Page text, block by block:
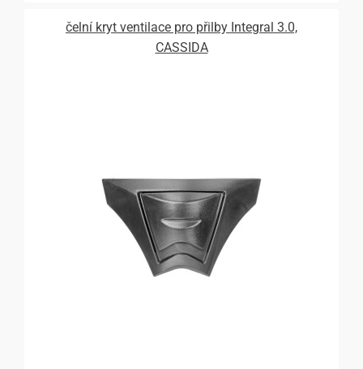
čelní kryt ventilace pro přilby Integral 3.0,
CASSIDA